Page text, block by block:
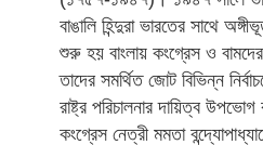
বাঙালি হিন্দুরা ভারতের সাথে
শুরু হয় বাংলায় কংগ্রেস ও
তাদের সমর্থিত জোট বিভিন্ন
রাষ্ট্র পরিচালনার দায়িত্ব
কংগ্রেস নেত্রী মমতা